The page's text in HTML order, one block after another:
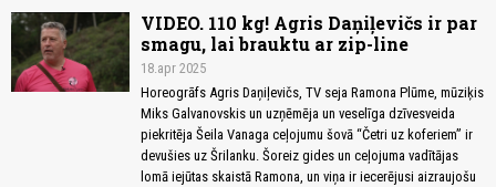
VIDEO. 110 kg! Agris Daņiļevičs ir par
smagu, lai brauktu ar zip-line
18.apr 2025
Horeogrāfs Agris Daņiļevičs, TV seja Ramona Plūme, mūziķis
Miks Galvanovskis un uzņēmēja un veselīga dzīvesveida
piekritēja Šeila Vanaga ceļojumu šovā “Četri uz koferiem” ir
devušies uz Šrilanku. Šoreiz gides un ceļojuma vadītājas
lomā iejūtas skaistā Ramona, un viņa ir iecerējusi aizraujošu